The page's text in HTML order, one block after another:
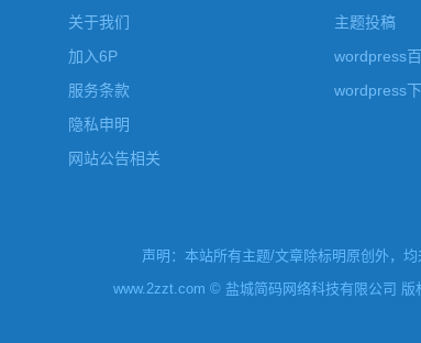
关于我们
加入6P
服务条款
隐私申明
网站公告相关
主题投稿
wordpress
wordpress
声明：本站所有主题/文章除标明原创外，
www.2zzt.com © 盐城简码网络科技有限公司